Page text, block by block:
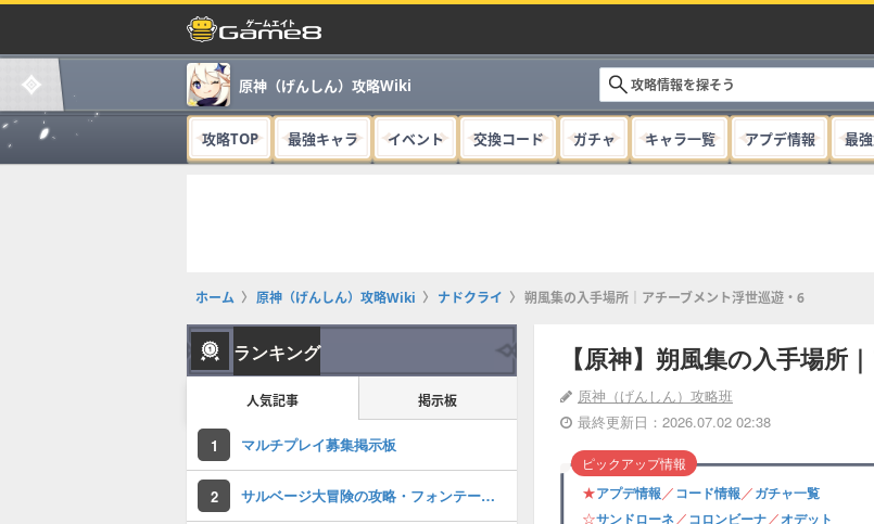
原神（げんしん）攻略Wiki
攻略TOP 最強キャラ イベント 交換コード ガチャ キャラ一覧 アプデ情報 最
ホーム 原神（げんしん）攻略Wiki ナドクライ 朔風集の入手場所｜アチーブメント浮世巡遊・6
【原神】朔風集の入手場所
原神（げんしん）攻略班
最終更新日：2026.07.02 02:38
★アプデ情報／コード情報／ガチャ一覧
☆サンドローネ／コロンビーナ／オデット
ピックアップ情報
ランキング
人気記事 掲示板
1 マルチプレイ募集掲示板
2 サルベージ大冒険の攻略・フォンテーヌ夏イベント